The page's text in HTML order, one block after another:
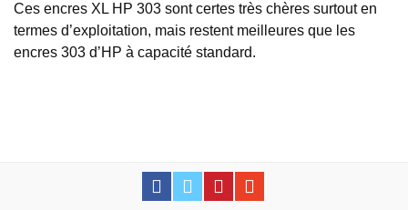
Ces encres XL HP 303 sont certes très chères surtout en
termes d’exploitation, mais restent meilleures que les
encres 303 d’HP à capacité standard.